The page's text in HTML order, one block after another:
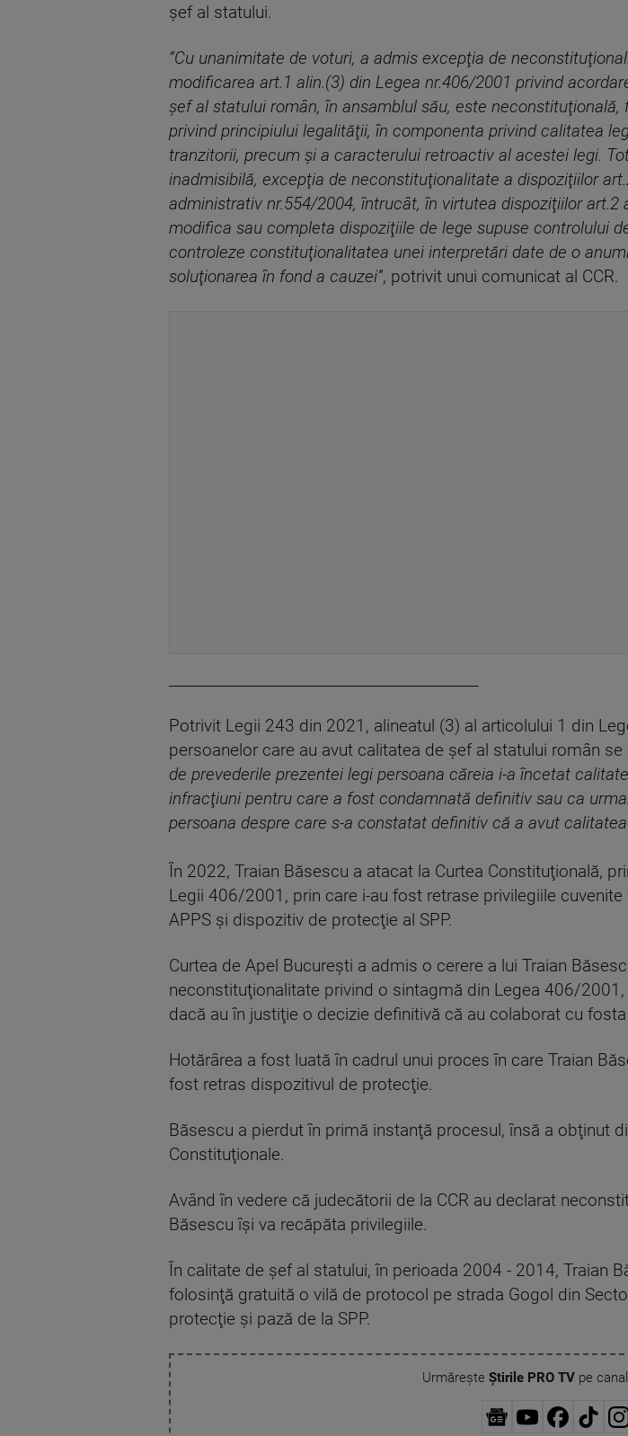
şef al statului.
”Cu unanimitate de voturi, a admis excepţia de
modificarea art.1 alin.(3) din Legea nr.406/2001 privind
şef al statului român, în ansamblul său, este
privind principiului legalităţii, în componenta privind calitatea
tranzitorii, precum şi a caracterului retroactiv al acestei legi.
inadmisibilă, excepţia de neconstituţionalitate a dispoziţiilor
administrativ nr.554/2004, întrucât, în virtutea dispoziţiilor
modifica sau completa dispoziţiile de lege supuse controlului
controleze constituţionalitatea unei interpretări date de o
soluţionarea în fond a cauzei”, potrivit unui comunicat al CCR.
Potrivit Legii 243 din 2021, alineatul (3) al articolului 1 din
persoanelor care au avut calitatea de şef al statului român
de prevederile prezentei legi persoana căreia i-a încetat
infracţiuni pentru care a fost condamnată definitiv sau ca
persoana despre care s-a constatat definitiv că a avut
În 2022, Traian Băsescu a atacat la Curtea Constituţională,
Legii 406/2001, prin care i-au fost retrase privilegiile
APPS şi dispozitiv de protecţie al SPP.
Curtea de Apel Bucureşti a admis o cerere a lui Traian
neconstituţionalitate privind o sintagmă din Legea 406/
dacă au în justiţie o decizie definitivă că au colaborat cu
Hotărârea a fost luată în cadrul unui proces în care Traian
fost retras dispozitivul de protecţie.
Băsescu a pierdut în primă instanţă procesul, însă a obţinut
Constituţionale.
Având în vedere că judecătorii de la CCR au declarat
Băsescu îşi va recăpăta privilegiile.
În calitate de şef al statului, în perioada 2004 - 2014, Traian
folosinţă gratuită o vilă de protocol pe strada Gogol din
protecţie şi pază de la SPP.
Urmărește Știrile PRO TVpe